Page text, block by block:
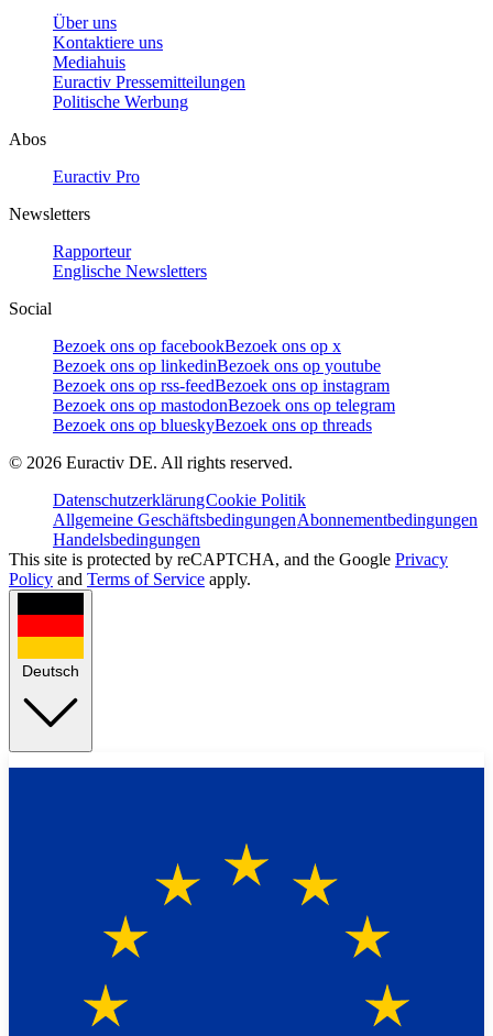
Über uns
Kontaktiere uns
Mediahuis
Euractiv Pressemitteilungen
Politische Werbung
Abos
Euractiv Pro
Newsletters
Rapporteur
Englische Newsletters
Social
Bezoek ons op facebookBezoek ons op x
Bezoek ons op linkedinBezoek ons op youtube
Bezoek ons op rss-feedBezoek ons op instagram
Bezoek ons op mastodonBezoek ons op telegram
Bezoek ons op blueskyBezoek ons op threads
© 2026 Euractiv DE. All rights reserved.
DatenschutzerklärungCookie Politik
Allgemeine GeschäftsbedingungenAbonnementbedingungen
Handelsbedingungen
This site is protected by reCAPTCHA, and the Google Privacy
Policy and Terms of Service apply.
Deutsch